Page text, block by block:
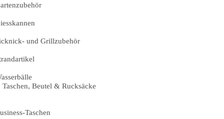
und Grillzubehör
Taschen, Beutel & Rucksäcke
Taschen